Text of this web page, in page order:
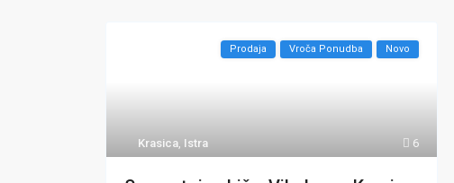
6
Krasica, Istra
Prodaja Vroča Ponudba Novo